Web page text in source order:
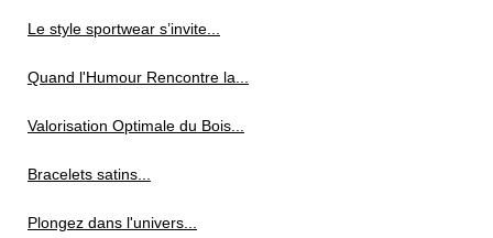
Le style sportwear s’invite...
Quand l'Humour Rencontre la...
Valorisation Optimale du Bois...
Bracelets satins...
Plongez dans l'univers...